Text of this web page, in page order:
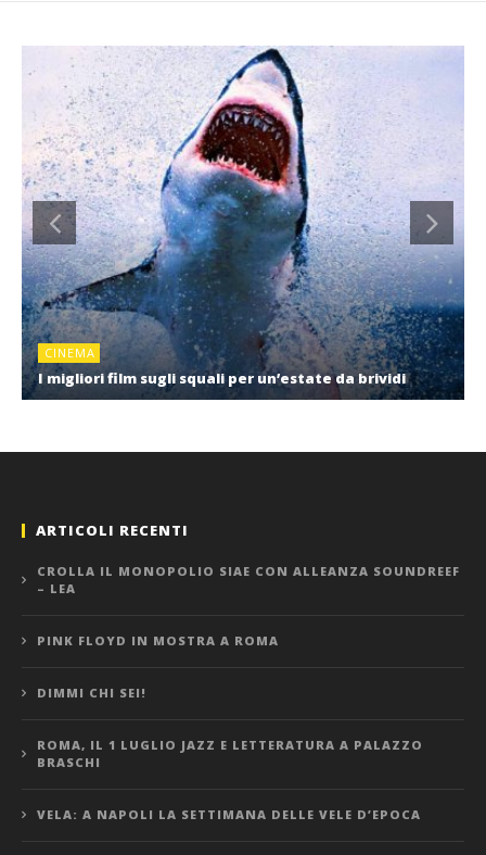
CINEMA
I migliori film sugli squali per un’estate da brividi
ARTICOLI RECENTI
CROLLA IL MONOPOLIO SIAE CON ALLEANZA SOUNDREEF
– LEA
PINK FLOYD IN MOSTRA A ROMA
DIMMI CHI SEI!
ROMA, IL 1 LUGLIO JAZZ E LETTERATURA A PALAZZO
BRASCHI
VELA: A NAPOLI LA SETTIMANA DELLE VELE D’EPOCA